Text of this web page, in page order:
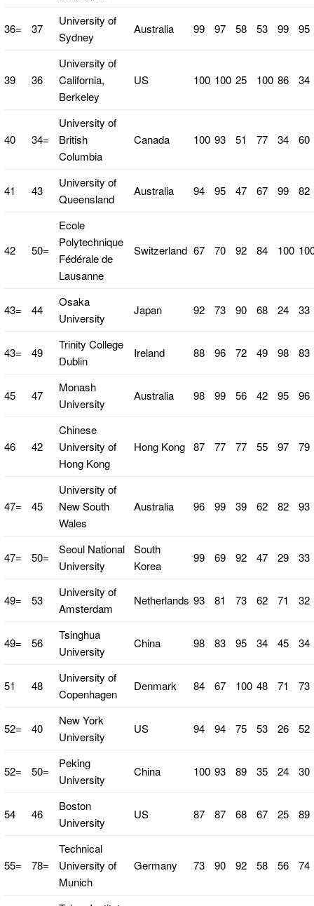
36= 37
University of
Sydney
Australia 99 97 58 53 99 95
39 36
University of
California,
Berkeley
US 100 100 25 100 86 34
40 34=
University of
British
Columbia
Canada 100 93 51 77 34 60
41 43
University of
Queensland
Australia 94 95 47 67 99 82
42 50=
Ecole
Polytechnique
Fédérale de
Lausanne
Switzerland 67 70 92 84 100
43= 44
Osaka
University
Japan 92 73 90 68 24 33
43= 49
Trinity College
Dublin
Ireland 88 96 72 49 98 83
45 47
Monash
University
Australia 98 99 56 42 95 96
46 42
Chinese
University of
Hong Kong
Hong Kong 87 77 77 55 97 79
47= 45
University of
New South
Wales
Australia 96 99 39 62 82 93
47= 50=
Seoul National
University
South
Korea
99 69 92 47 29 33
49= 53
University of
Amsterdam
Netherlands 93 81 73 62 71 32
49= 56
Tsinghua
University
China 98 83 95 34 45 34
51 48
University of
Copenhagen
Denmark 84 67 100 48 71 73
52= 40
New York
University
US 94 94 75 53 26 52
52= 50=
Peking
University
China 100 93 89 35 24 30
54 46
Boston
University
US 87 87 68 67 25 89
55= 78=
Technical
University of
Munich
Germany 73 90 92 58 56 74